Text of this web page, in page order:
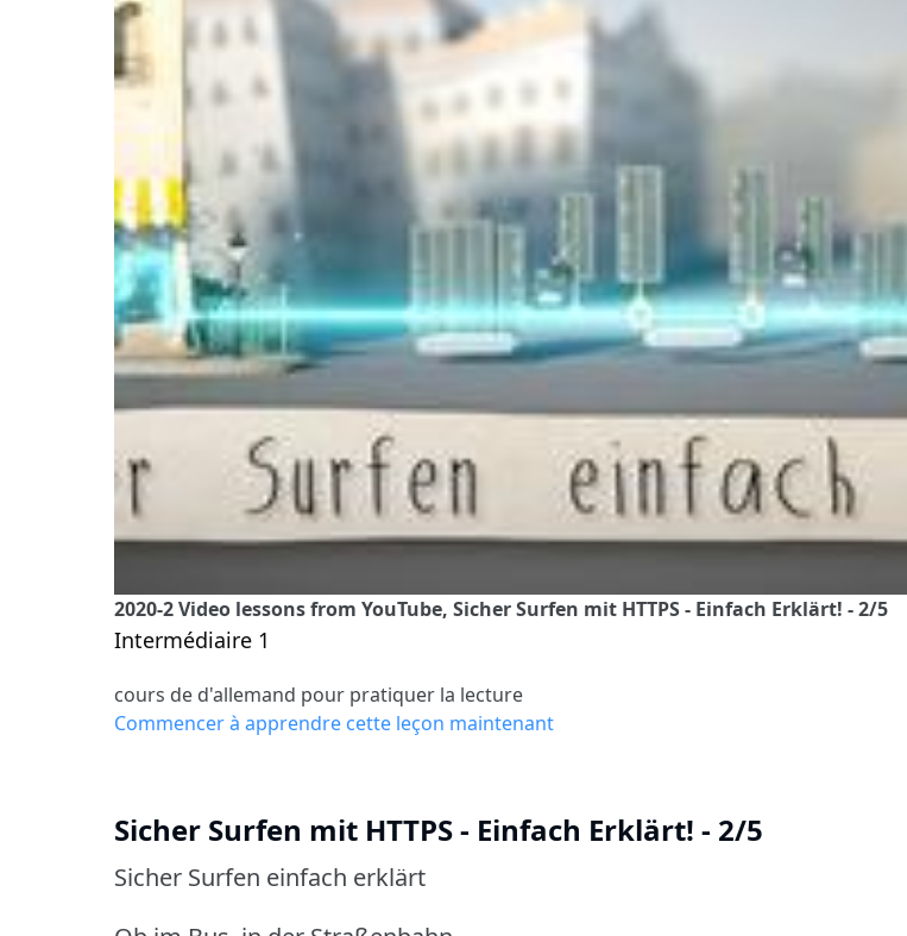
2020-2 Video lessons from YouTube, Sicher Surfen mit HTTPS - Einfach Erklärt! - 2/5
Intermédiaire 1
cours de d'allemand pour pratiquer la lecture
Commencer à apprendre cette leçon maintenant
Sicher Surfen mit HTTPS - Einfach Erklärt! - 2/5
Sicher Surfen einfach erklärt